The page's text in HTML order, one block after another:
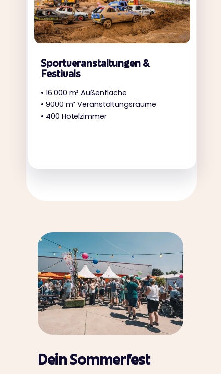
Sportveranstaltungen &
Festivals
• 16.000 m² Außenfläche
• 9000 m² Veranstaltungsräume
• 400 Hotelzimmer
Dein Sommerfest